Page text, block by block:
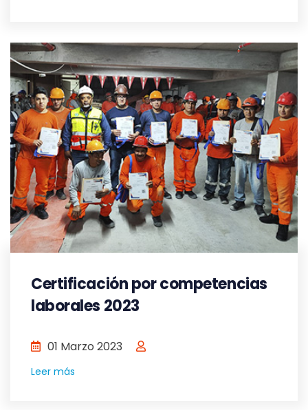
Certificación por competencias
laborales 2023
01 Marzo 2023
Leer más